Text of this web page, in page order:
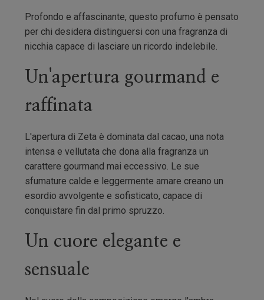
Profondo e affascinante, questo profumo è pensato
per chi desidera distinguersi con una fragranza di
nicchia capace di lasciare un ricordo indelebile.
Un'apertura gourmand e
raffinata
L'apertura di Zeta è dominata dal cacao, una nota
intensa e vellutata che dona alla fragranza un
carattere gourmand mai eccessivo. Le sue
sfumature calde e leggermente amare creano un
esordio avvolgente e sofisticato, capace di
conquistare fin dal primo spruzzo.
Un cuore elegante e
sensuale